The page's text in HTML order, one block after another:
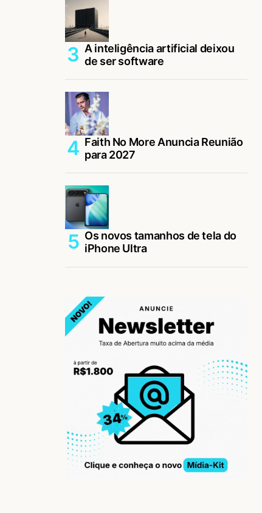
A inteligência artificial deixou
de ser software
Faith No More Anuncia Reunião
para 2027
Os novos tamanhos de tela do
iPhone Ultra